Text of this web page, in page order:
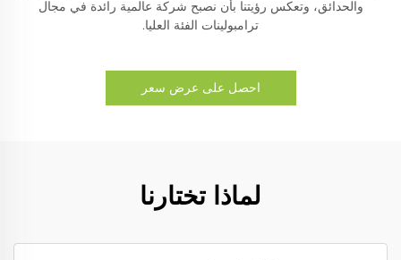
والحدائق، وتعكس رؤيتنا بأن نصبح شركة عالمية رائدة في مجال
ترامبولينات الفئة العليا.
احصل على عرض سعر
لماذا تختارنا